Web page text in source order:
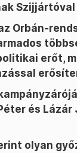
Szijjártóval
Orbán-
erőt,
és
olyan